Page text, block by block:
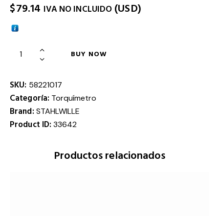
$79.14 IVA NO INCLUIDO (USD)
BUY NOW
SKU: 58221017
Categoría: Torquímetro
Brand: STAHLWILLE
Product ID:33642
Productos relacionados